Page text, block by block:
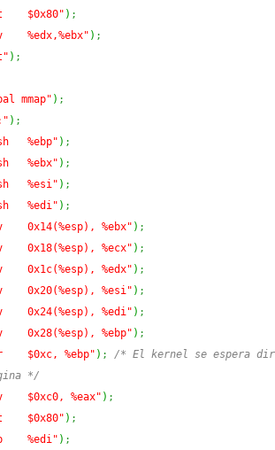
$0x80" ) ;
%edx,%ebx" ) ;
) ;
mmap" ) ;
) ;
%ebp" ) ;
%ebx" ) ;
%esi" ) ;
%edi" ) ;
0x14(%esp), %ebx" ) ;
0x18(%esp), %ecx" ) ;
0x1c(%esp), %edx" ) ;
0x20(%esp), %esi" ) ;
0x24(%esp), %edi" ) ;
0x28(%esp), %ebp" ) ;
$0xc, %ebp" ) ;
/* El kernel se espera
*/
$0xc0, %eax" ) ;
$0x80" ) ;
%edi" ) ;